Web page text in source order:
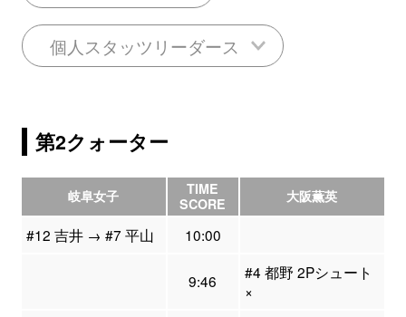
個人スタッツリーダース
第2クォーター
岐阜女子
TIME
SCORE
大阪薫英
#12 吉井 → #7 平山 10:00
9:46
#4 都野 2Pシュート
×